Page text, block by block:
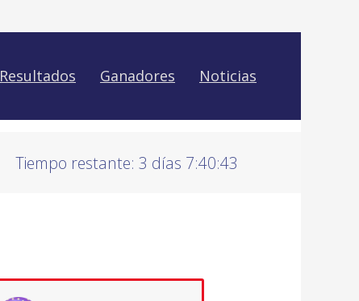
Resultados Ganadores Noticias
Tiempo restante: 3 días 7:40:42